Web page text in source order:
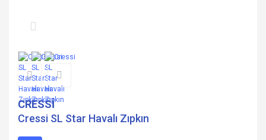
CRESSİ
Cressi SL Star Havalı Zıpkın